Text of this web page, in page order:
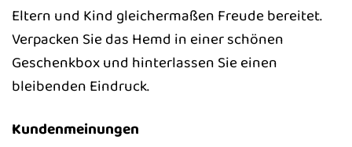
Eltern und Kind gleichermaßen Freude bereitet.
Verpacken Sie das Hemd in einer schönen
Geschenkbox und hinterlassen Sie einen
bleibenden Eindruck.
Kundenmeinungen